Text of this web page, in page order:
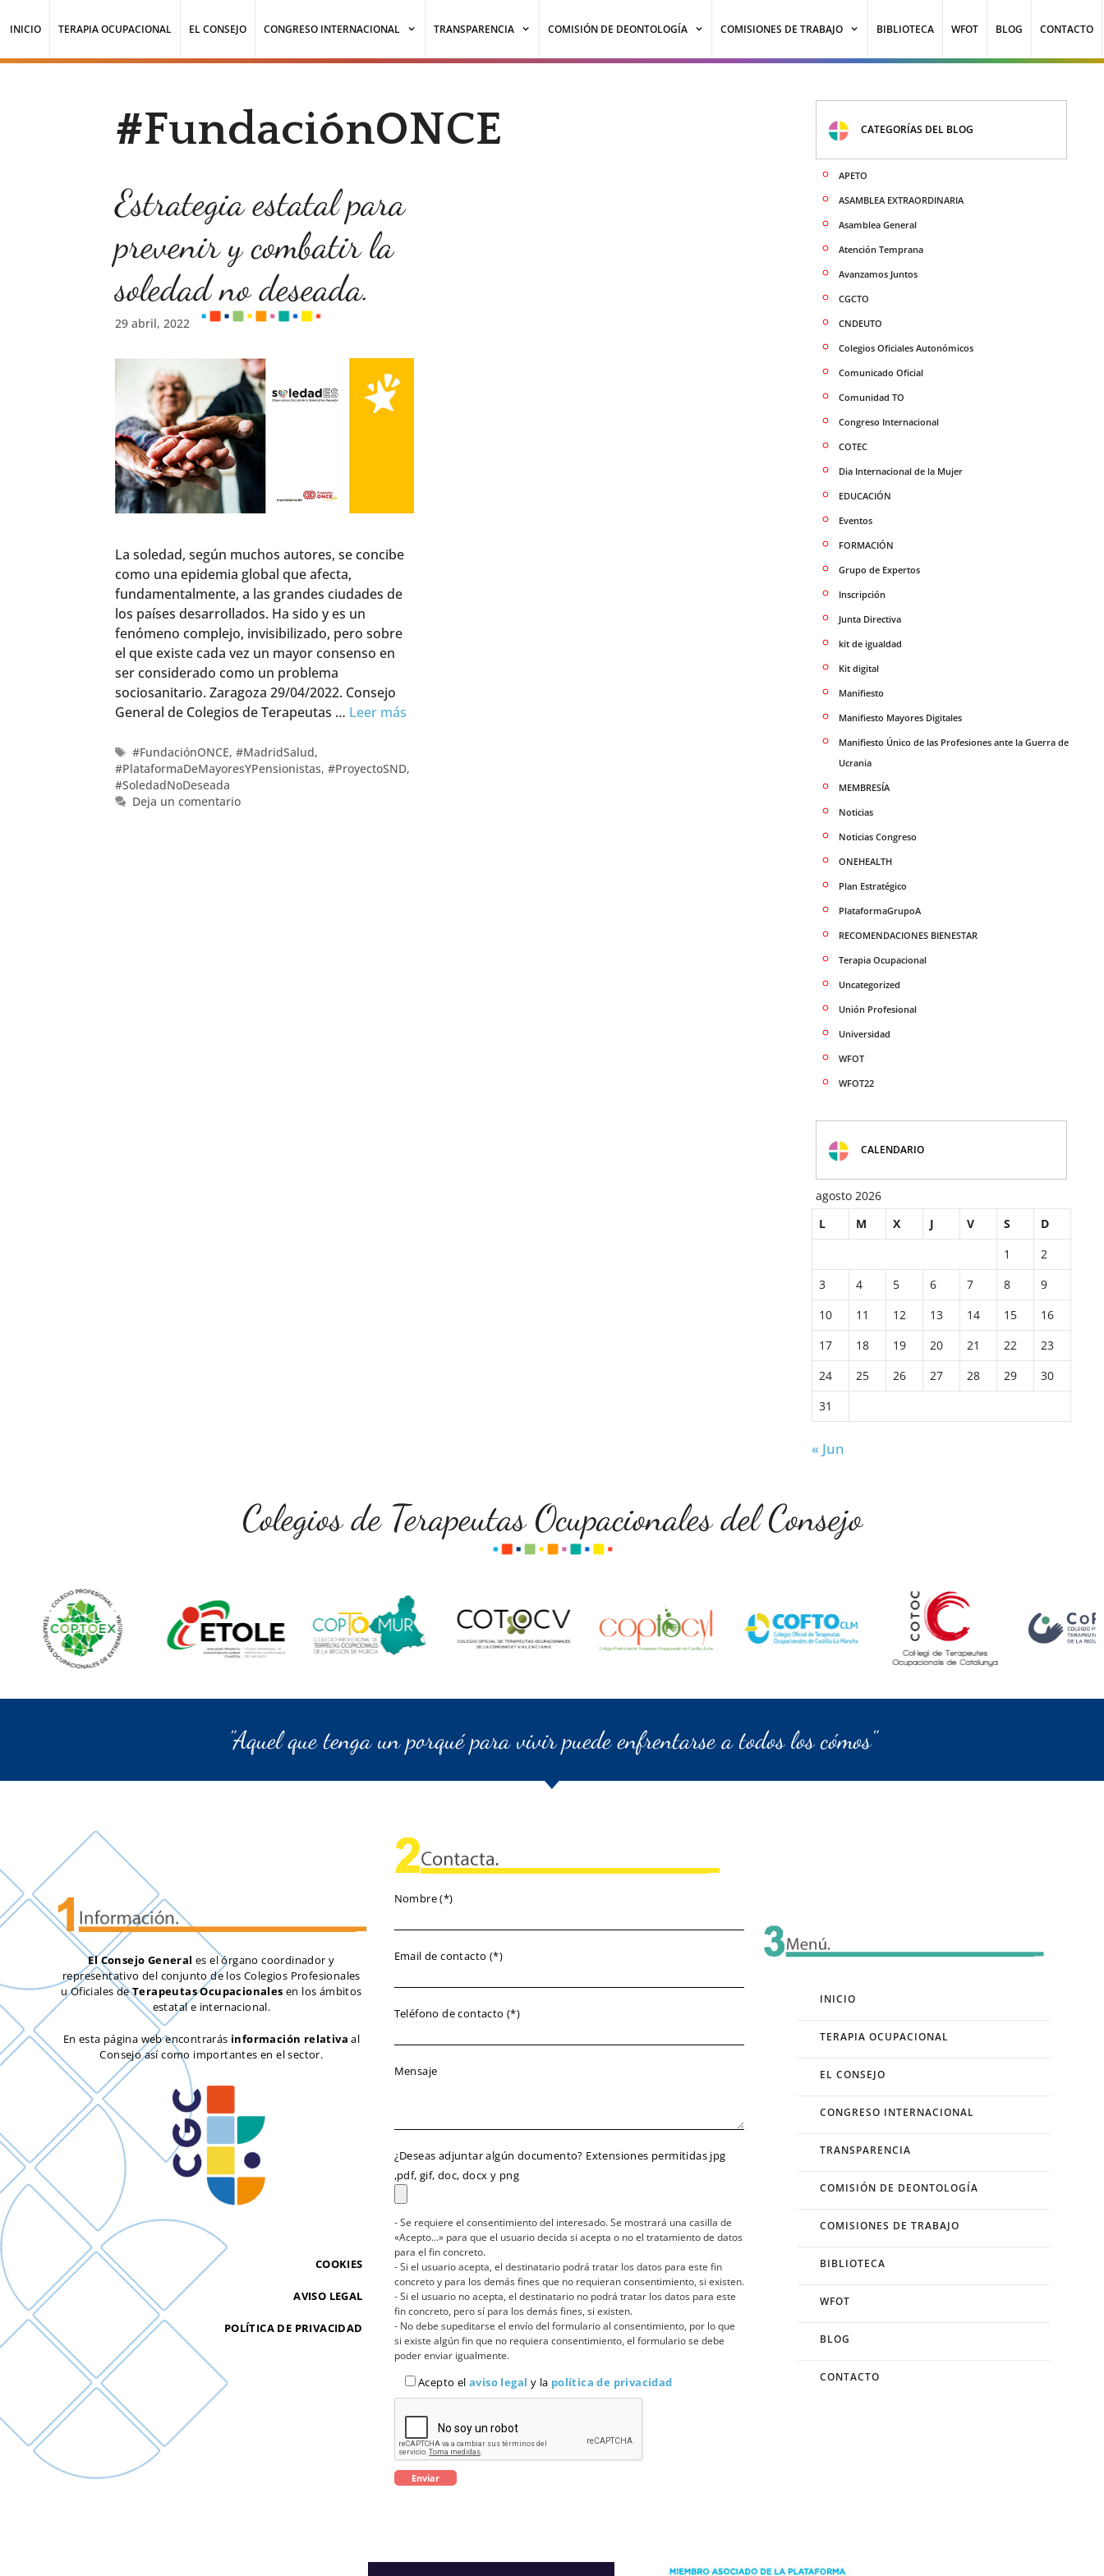
INICIO TERAPIA OCUPACIONAL EL CONSEJO CONGRESO INTERNACIONAL TRANSPARENCIA COMISIÓN DE DEONTOLOGÍA COMISIONES DE TRABAJO BIBLIOTECA WFOT BLOG CONTACTO
#FundaciónONCE
Estrategia estatal para
prevenir y combatir la
soledad no deseada.
29 abril, 2022
La soledad, según muchos autores, se concibe
como una epidemia global que afecta,
fundamentalmente, a las grandes ciudades de
los países desarrollados. Ha sido y es un
fenómeno complejo, invisibilizado, pero sobre
el que existe cada vez un mayor consenso en
ser considerado como un problema
sociosanitario. Zaragoza 29/04/2022. Consejo
General de Colegios de Terapeutas … Leer más
#FundaciónONCE,#MadridSalud,
#PlataformaDeMayoresYPensionistas, #ProyectoSND,
#SoledadNoDeseada
Deja un comentario
CATEGORÍAS DEL BLOG
APETO
ASAMBLEA EXTRAORDINARIA
Asamblea General
Atención Temprana
Avanzamos Juntos
CGCTO
CNDEUTO
Colegios Oficiales Autonómicos
Comunicado Oficial
Comunidad TO
Congreso Internacional
COTEC
Dia Internacional de la Mujer
EDUCACIÓN
Eventos
FORMACIÓN
Grupo de Expertos
Inscripción
Junta Directiva
kit de igualdad
Kit digital
Manifiesto
Manifiesto Mayores Digitales
Manifiesto Único de las Profesiones ante la Guerra de
Ucrania
MEMBRESÍA
Noticias
Noticias Congreso
ONEHEALTH
Plan Estratégico
PlataformaGrupoA
RECOMENDACIONES BIENESTAR
Terapia Ocupacional
Uncategorized
Unión Profesional
Universidad
WFOT
WFOT22
CALENDARIO
agosto 2026
L
M X J V S
D
1
2
3
4 5 6 7 8
9
10
11 12 13 14 15
16
17
18 19 20 21 22
23
24
25 26 27 28 29
30
31
« Jun
Colegios de Terapeutas Ocupacionales del Consejo
"Aquel que tenga un porqué para vivir puede enfrentarse a todos los cómos"
El Consejo General es el órgano coordinador y
representativo del conjunto de los Colegios Profesionales
u Oficiales deTerapeutas Ocupacionales en los ámbitos
estatal e internacional.
En esta página web encontrarás información relativa al
Consejo así como importantes en el sector.
COOKIES
AVISO LEGAL
POLÍTICA DE PRIVACIDAD
Nombre (*)
Email de contacto (*)
Teléfono de contacto (*)
Mensaje
¿Deseas adjuntar algún documento? Extensiones permitidas jpg
,pdf, gif, doc, docx y png
- Se requiere el consentimiento del interesado. Se mostrará una casilla de
«Acepto...» para que el usuario decida si acepta o no el tratamiento de datos
para el fin concreto.
- Si el usuario acepta, el destinatario podrá tratar los datos para este fin
concreto y para los demás fines que no requieran consentimiento, si existen.
- Si el usuario no acepta, el destinatario no podrá tratar los datos para este
fin concreto, pero sí para los demás fines, si existen.
- No debe supeditarse el envío del formulario al consentimiento, por lo que
si existe algún fin que no requiera consentimiento, el formulario se debe
poder enviar igualmente.
Acepto elaviso legal y la política de privacidad
INICIO
TERAPIA OCUPACIONAL
EL CONSEJO
CONGRESO INTERNACIONAL
TRANSPARENCIA
COMISIÓN DE DEONTOLOGÍA
COMISIONES DE TRABAJO
BIBLIOTECA
WFOT
BLOG
CONTACTO